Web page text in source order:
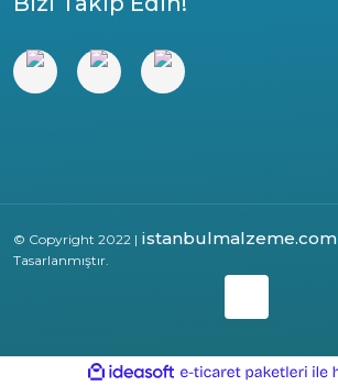
© Copyright 2022 | istanbulmalzeme.com
Tasarlanmıştır.
ideasoft
e-